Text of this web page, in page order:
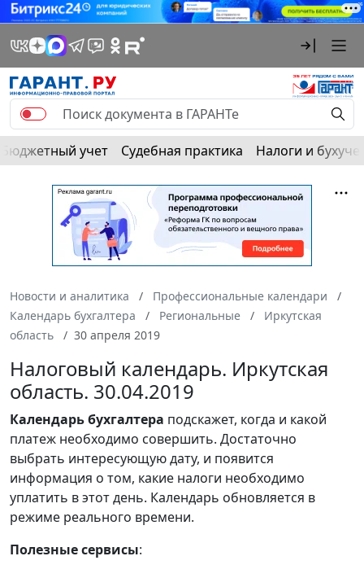
Бюджетный учет Судебная практика Налоги и
Новости и аналитика
Профессиональные календари
Календарь бухгалтера
Региональные
Иркутская
область
30 апреля 2019
Налоговый календарь. Иркутская
область. 30.04.2019
Календарьбухгалтера подскажет, когда и какой
платеж необходимо совершить. Достаточно
выбрать интересующую дату, и появится
информация о том, какие налоги необходимо
уплатить в этот день. Календарь обновляется в
режиме реального времени.
Полезные сервисы: